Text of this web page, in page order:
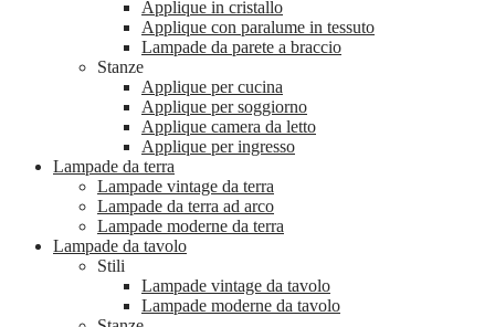
Applique in cristallo
Applique con paralume in tessuto
Lampade da parete a braccio
Stanze
Applique per cucina
Applique per soggiorno
Applique camera da letto
Applique per ingresso
Lampade da terra
Lampade vintage da terra
Lampade da terra ad arco
Lampade moderne da terra
Lampade da tavolo
Stili
Lampade vintage da tavolo
Lampade moderne da tavolo